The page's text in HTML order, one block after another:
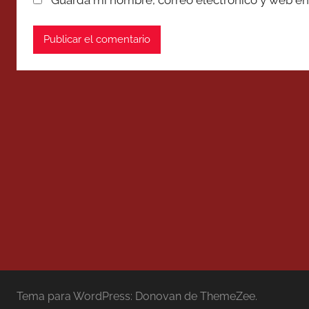
Tema para WordPress: Donovan de ThemeZee.